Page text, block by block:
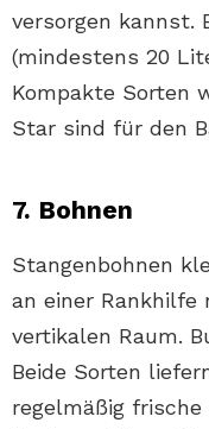
versorgen kannst.
(mindestens 20
Kompakte Sorten
Star sind für den
7. Bohnen
Stangenbohnen
an einer Rankhilfe
vertikalen Raum.
Beide Sorten
regelmäßig frische